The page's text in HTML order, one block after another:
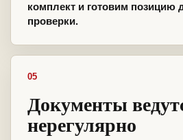
комплект и готовим позицию
проверки.
05
Документы
нерегулярно